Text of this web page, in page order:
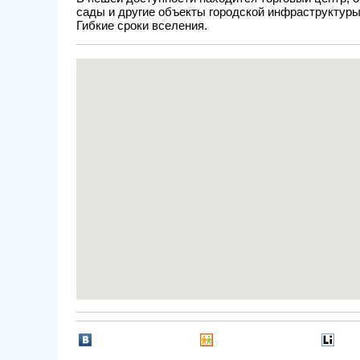
сады и другие объекты городской
Гибкие сроки вселения.